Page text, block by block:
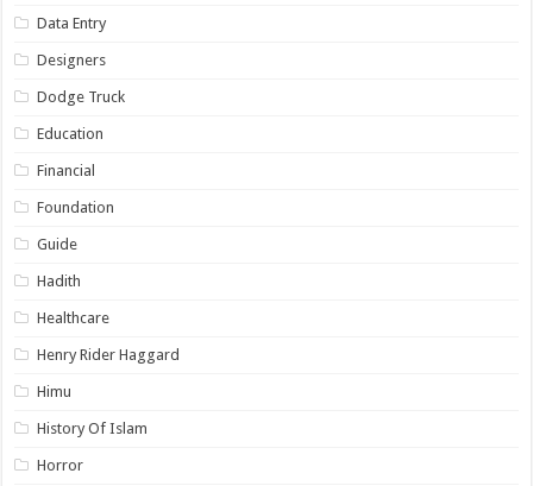
Data Entry
Designers
Dodge Truck
Education
Financial
Foundation
Guide
Hadith
Healthcare
Henry Rider Haggard
Himu
History Of Islam
Horror